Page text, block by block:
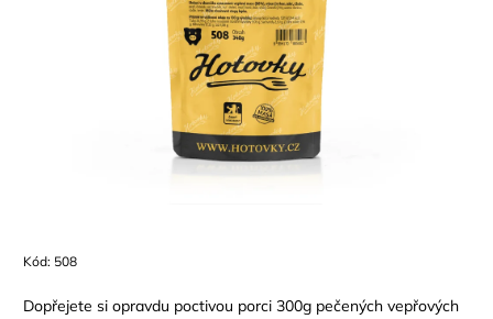
Kód: 508
Dopřejete si opravdu poctivou porci 300g pečených vepřových